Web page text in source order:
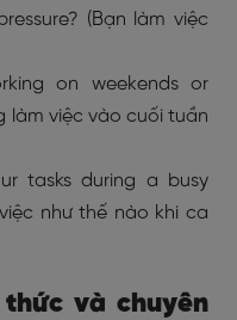
(Bạn làm việc
on weekends or
làm việc vào cuối tuần
tasks during a busy
như thế nào khi ca
và chuyên